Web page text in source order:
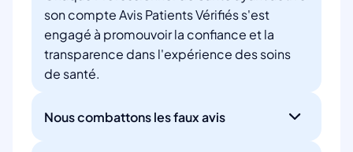
son compte Avis Patients Vérifiés s'est
engagé à promouvoir la confiance et la
transparence dans l'expérience des soins
de santé.
Nous combattons les faux avis